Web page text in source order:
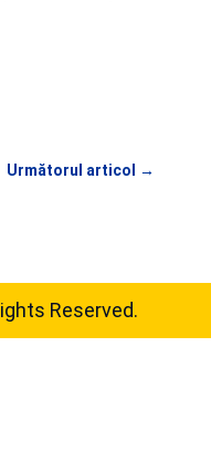
Următorul articol →
Reserved.